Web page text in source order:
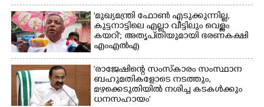
'മുഖ്യമന്ത്രി ഫോൺ എടുക്കുന്നില്ല,
കുട്ടനാട്ടിലെ എല്ലാ വീട്ടിലും വെള്ളം
കയറി'; അതൃപ്‌തിയുമായി ഭരണകക്ഷി
എംഎൽഎ
'രാജേഷിന്റെ സംസ്കാരം സംസ്ഥാന
ബഹുമതികളോടെ നടത്തും,
മഴക്കെടുതിയിൽ നശിച്ച കടകൾക്കും
ധനസഹായം'